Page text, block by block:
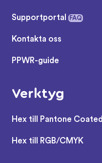
Supportportal FAQ
Kontakta oss
PPWR-guide
Verktyg
Hex till Pantone Coated
Hex till RGB/CMYK